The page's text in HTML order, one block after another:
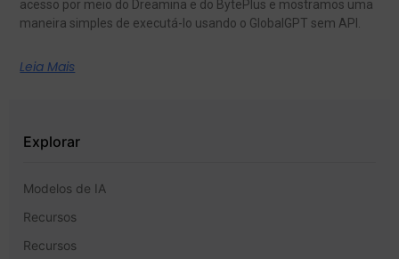
acesso por meio do Dreamina e do BytePlus e mostramos uma
maneira simples de executá-lo usando o GlobalGPT sem API.
Leia Mais
Explorar
Modelos de IA
Recursos
Recursos